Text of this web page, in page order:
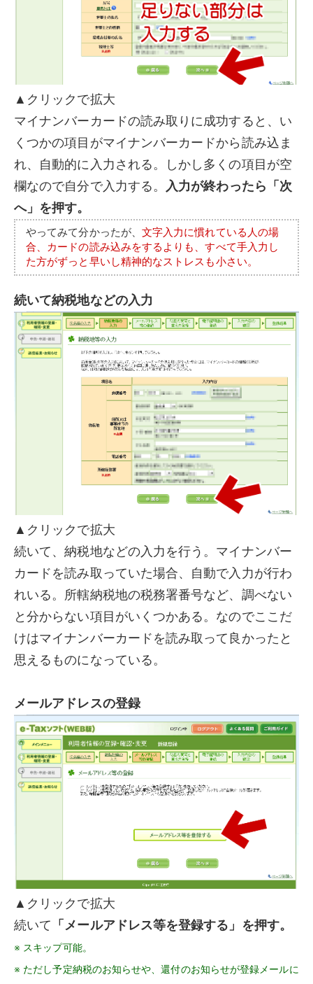
▲クリックで拡大
マイナンバーカードの読み取りに成功すると、い
くつかの項目がマイナンバーカードから読み込ま
れ、自動的に入力される。しかし多くの項目が空
欄なので自分で入力する。 入力が終わったら「次
へ」を押す。
やってみて分かったが、 文字入力に慣れている人の場
合、カードの読み込みをするよりも、すべて手入力し
た方がずっと早いし精神的なストレスも小さい。
続いて納税地などの入力
▲クリックで拡大
続いて、納税地などの入力を行う。マイナンバー
カードを読み取っていた場合、自動で入力が行わ
れいる。所轄納税地の税務署番号など、調べない
と分からない項目がいくつかある。なのでここだ
けはマイナンバーカードを読み取って良かったと
思えるものになっている。
メールアドレスの登録
▲クリックで拡大
続いて 「メールアドレス等を登録する」を押す。
※ スキップ可能。
※ ただし予定納税のお知らせや、還付のお知らせが登録メールに